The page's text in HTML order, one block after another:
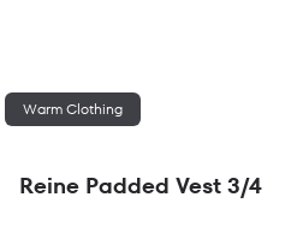
Warm Clothing
Reine Padded Vest 3/4